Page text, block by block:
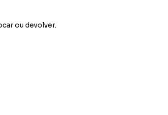
ou devolver.